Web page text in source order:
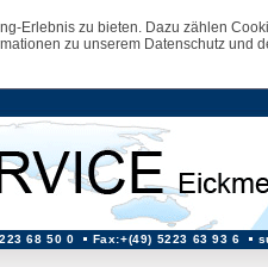
Erlebnis zu bieten. Dazu zählen
zu unserem Datenschutz und
68 50 0 Fax:+(49) 5223 63 93 6